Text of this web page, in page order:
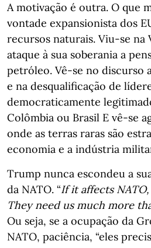
A motivação é outra. O que
vontade expansionista dos
recursos naturais. Viu-se na
ataque à sua soberania a
petróleo. Vê-se no discurso
e na desqualificação de
democraticamente
Colômbia ou Brasil E vê-se
onde as terras raras são
economia e a indústria
Trump nunca escondeu a
da NATO. “If it affects
They need us much more
Ou seja, se a ocupação da
NATO, paciência, “eles